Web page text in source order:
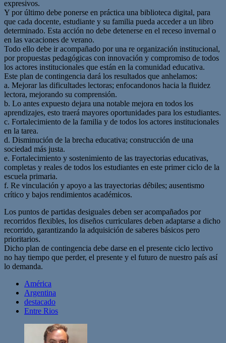
expresivos.
Y por último debe ponerse en práctica una biblioteca digital, para
que cada docente, estudiante y su familia pueda acceder a un libro
determinado. Esta acción no debe detenerse en el receso invernal o
en las vacaciones de verano.
Todo ello debe ir acompañado por una re organización institucional,
por propuestas pedagógicas con innovación y compromiso de todos
los actores institucionales que están en la comunidad educativa.
Este plan de contingencia dará los resultados que anhelamos:
a. Mejorar las dificultades lectoras; enfocandonos hacia la fluidez
lectora, mejorando su comprensión.
b. Lo antes expuesto dejara una notable mejora en todos los
aprendizajes, esto traerá mayores oportunidades para los estudiantes.
c. Fortalecimiento de la familia y de todos los actores institucionales
en la tarea.
d. Disminución de la brecha educativa; construcción de una
sociedad más justa.
e. Fortalecimiento y sostenimiento de las trayectorias educativas,
completas y reales de todos los estudiantes en este primer ciclo de la
escuela primaria.
f. Re vinculación y apoyo a las trayectorias débiles; ausentismo
crítico y bajos rendimientos académicos.
Los puntos de partidas desiguales deben ser acompañados por
recorridos flexibles, los diseños curriculares deben adaptarse a dicho
recorrido, garantizando la adquisición de saberes básicos pero
prioritarios.
Dicho plan de contingencia debe darse en el presente ciclo lectivo
no hay tiempo que perder, el presente y el futuro de nuestro país así
lo demanda.
América
Argentina
destacado
Entre Rios